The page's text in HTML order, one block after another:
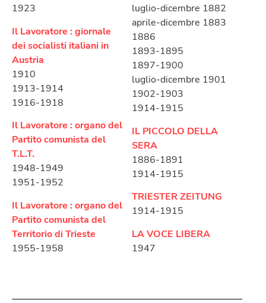
1923
Il Lavoratore : giornale
dei socialisti italiani in
Austria
1910
1913-1914
1916-1918
Il Lavoratore : organo del
Partito comunista del
T.L.T.
1948-1949
1951-1952
Il Lavoratore : organo del
Partito comunista del
Territorio di Trieste
1955-1958
luglio-dicembre 1882
aprile-dicembre 1883
1886
1893-1895
1897-1900
luglio-dicembre 1901
1902-1903
1914-1915
IL PICCOLO DELLA
SERA
1886-1891
1914-1915
TRIESTER ZEITUNG
1914-1915
LA VOCE LIBERA
1947